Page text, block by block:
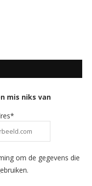
mis niks van
om de gegevens die